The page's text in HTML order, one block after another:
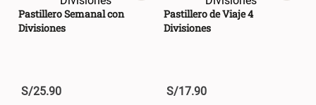
Comoda Bambú con Puertas 80
x 33 x 80 cm
Almohada Sensación Plumas
Plumón Pluma
Silla Metálica Plegable
Pastillero Semanal con
Divisiones
S/25.90
Pastillero de Viaje 4
Divisiones
S/17.90